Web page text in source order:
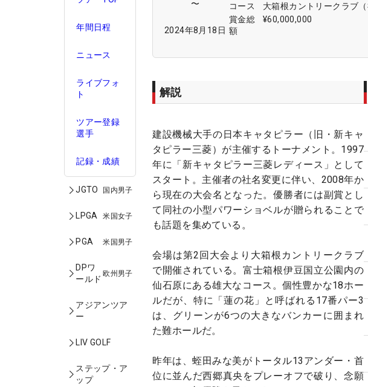
年間日程
ニュース
ライブフォ
ト
ツアー登録
選手
記録・成績
JGTO 国内男子
LPGA 米国女子
PGA 米国男子
DPワ
ールド
欧州男子
アジアンツア
ー
LIV GOLF
ステップ・ア
ップ
〜
2024年8月18日
コース
大箱根カントリークラブ（
賞金総
額
¥60,000,000
解説
建設機械大手の日本キャタピラー（旧・新キャ
タピラー三菱）が主催するトーナメント。1997
年に「新キャタピラー三菱レディース」として
スタート。主催者の社名変更に伴い、2008年か
ら現在の大会名となった。優勝者には副賞とし
て同社の小型パワーショベルが贈られることで
も話題を集めている。
会場は第2回大会より大箱根カントリークラブ
で開催されている。富士箱根伊豆国立公園内の
仙石原にある雄大なコース。個性豊かな18ホー
ルだが、特に「蓮の花」と呼ばれる17番パー3
は、グリーンが6つの大きなバンカーに囲まれ
た難ホールだ。
昨年は、蛭田みな美がトータル13アンダー・首
位に並んだ西郷真央をプレーオフで破り、念願